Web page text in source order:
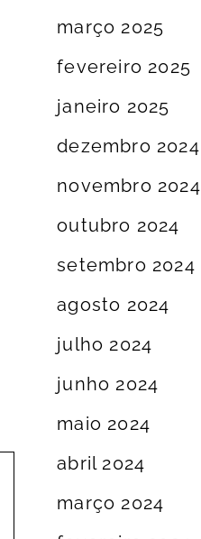
março 2025
fevereiro 2025
janeiro 2025
dezembro 2024
novembro 2024
outubro 2024
setembro 2024
agosto 2024
julho 2024
junho 2024
maio 2024
abril 2024
março 2024